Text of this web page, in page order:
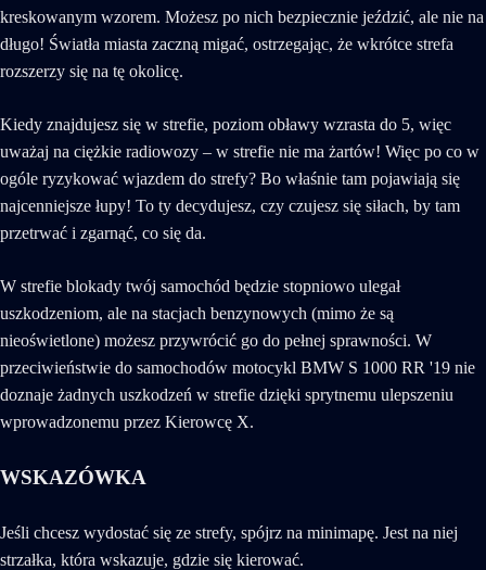
kreskowanym wzorem. Możesz po nich bezpiecznie jeździć, ale nie na
długo! Światła miasta zaczną migać, ostrzegając, że wkrótce strefa
rozszerzy się na tę okolicę.
Kiedy znajdujesz się w strefie, poziom obławy wzrasta do 5, więc
uważaj na ciężkie radiowozy – w strefie nie ma żartów! Więc po co w
ogóle ryzykować wjazdem do strefy? Bo właśnie tam pojawiają się
najcenniejsze łupy! To ty decydujesz, czy czujesz się siłach, by tam
przetrwać i zgarnąć, co się da.
W strefie blokady twój samochód będzie stopniowo ulegał
uszkodzeniom, ale na stacjach benzynowych (mimo że są
nieoświetlone) możesz przywrócić go do pełnej sprawności. W
przeciwieństwie do samochodów motocykl BMW S 1000 RR '19 nie
doznaje żadnych uszkodzeń w strefie dzięki sprytnemu ulepszeniu
wprowadzonemu przez Kierowcę X.
WSKAZÓWKA
Jeśli chcesz wydostać się ze strefy, spójrz na minimapę. Jest na niej
strzałka, która wskazuje, gdzie się kierować.